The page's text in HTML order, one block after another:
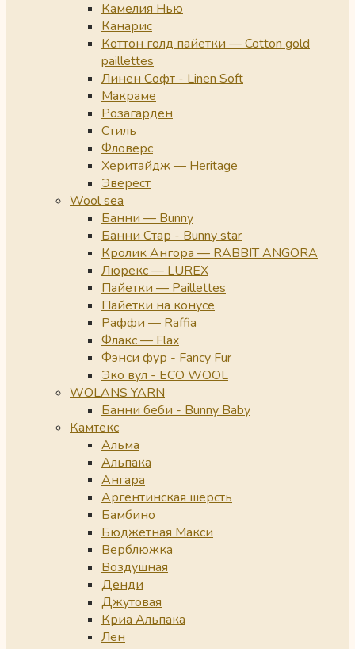
Камелия Нью
Канарис
Коттон голд пайетки — Cotton gold
paillettes
Линен Софт - Linen Soft
Макраме
Розагарден
Стиль
Фловерс
Херитайдж — Heritage
Эверест
Wool sea
Банни — Bunny
Банни Стар - Bunny star
Кролик Ангора — RABBIT ANGORA
Люрекс — LUREX
Пайетки — Paillettes
Пайетки на конусе
Раффи — Raffia
Флакс — Flax
Фэнси фур - Fancy Fur
Эко вул - ECO WOOL
WOLANS YARN
Банни беби - Bunny Baby
Камтекс
Альма
Альпака
Ангара
Аргентинская шерсть
Бамбино
Бюджетная Макси
Верблюжка
Воздушная
Денди
Джутовая
Криа Альпака
Лен